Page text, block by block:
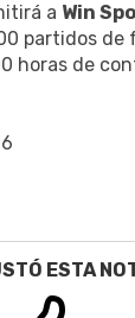
a Win
partidos de
horas de
ESTA